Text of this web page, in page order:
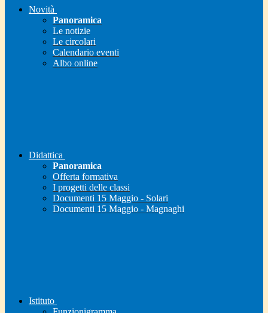
Novità
Panoramica
Le notizie
Le circolari
Calendario eventi
Albo online
Didattica
Panoramica
Offerta formativa
I progetti delle classi
Documenti 15 Maggio - Solari
Documenti 15 Maggio - Magnaghi
Istituto